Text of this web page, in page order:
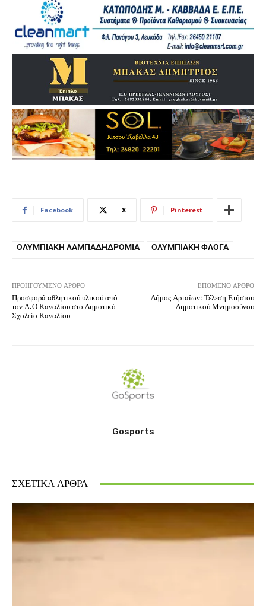
Facebook X Pinterest
ΟΛΥΜΠΙΑΚΉ ΛΑΜΠΑΔΗΔΡΟΜΊΑ ΟΛΥΜΠΙΑΚΉ ΦΛΌΓΑ
ΠΡΟΗΓΟΎΜΕΝΟ ΆΡΘΡΟ
Προσφορά αθλητικού υλικού από
τον Α.Ο Καναλίου στο Δημοτικό
Σχολείο Καναλίου
ΕΠΌΜΕΝΟ ΆΡΘΡΟ
Δήμος Αρταίων: Τέλεση Ετήσιου
Δημοτικού Μνημοσύνου
Gosports
ΣΧΕΤΙΚΆ ΆΡΘΡΑ